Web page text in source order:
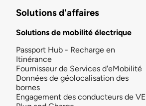
Solutions d'affaires
Solutions de mobilité électrique
Passport Hub - Recharge en
Itinérance
Fournisseur de Services d'eMobilité
Données de géolocalisation des
bornes
Engagement des conducteurs de VE